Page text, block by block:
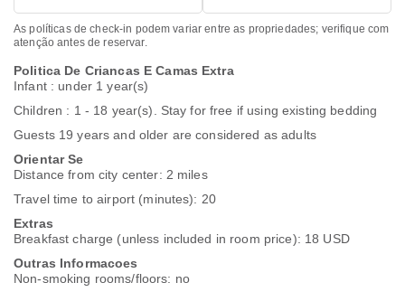
As políticas de check-in podem variar entre as propriedades; verifique com
atenção antes de reservar.
Politica De Criancas E Camas Extra
Infant : under 1 year(s)
Children : 1 - 18 year(s). Stay for free if using existing bedding
Guests 19 years and older are considered as adults
Orientar Se
Distance from city center: 2 miles
Travel time to airport (minutes): 20
Extras
Breakfast charge (unless included in room price): 18 USD
Outras Informacoes
Non-smoking rooms/floors: no